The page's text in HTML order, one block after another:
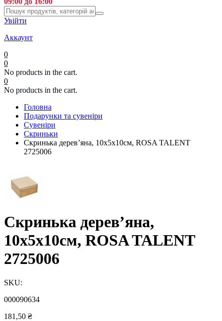
Увійти
Аккаунт
0
0
No products in the cart.
0
No products in the cart.
Головна
Подарунки та сувеніри
Сувеніри
Скриньки
Скринька дерев’яна, 10х5х10см, ROSA TALENT
2725006
Скринька дерев’яна,
10х5х10см, ROSA TALENT
2725006
SKU:
000090634
181,50 ₴